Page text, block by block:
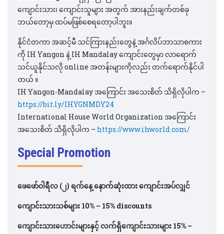
ကျောင်းသား၊ ကျောင်းသူများ အတွက် အားနည်းချက်တစ်ခု
ဘယ်တော့မှ ထပ်မဖြစ်စေရတော့ပါဘူး။
နိုင်ငံတကာ အဆင့်မီ သင်ကြားနည်းတွေနဲ့ အင်္ဂလိပ်ဘာသာစကား
ကို IH Yangon နဲ့ IH Mandalay ကျောင်းတွေမှာ လာရောက်
သင်ယူနိုင်သလို online အတန်းများကိုလည်း တက်ရောက်နိုင်ပါ
တယ် ။
IH Yangon-Mandalay အကြောင်း အသေးစိတ် သိရှိလိုပါက –
https://bit.ly/IHYGNMDY24
International House World Organization အကြောင်း
အသေးစိတ် သိရှိလိုပါက – https://www.ihworld.com/
Special Promotion
ဖေဖော်၀ါရီလ (၂) ရက်နေ့ နောက်ဆုံးထား ကျောင်းအပ်လျှင်
ကျောင်းသားသစ်များ 10% – 15% discounts
ကျောင်းသားဟောင်းများနှင့် လက်ရှိကျောင်းသားများ 15% –